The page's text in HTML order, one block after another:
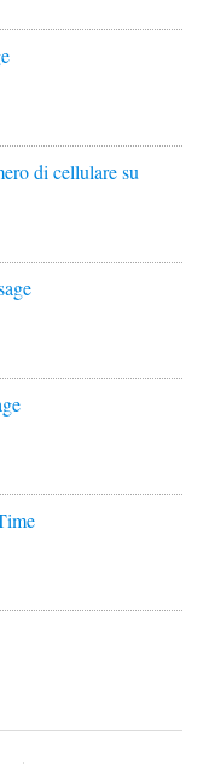
di cellulare su